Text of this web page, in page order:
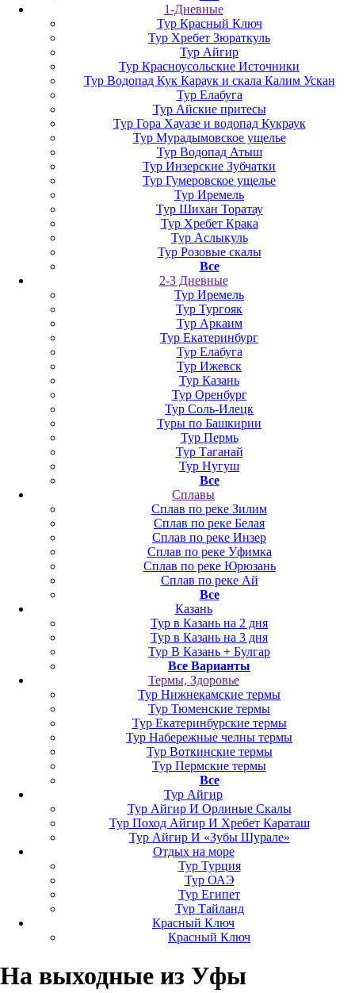
1-Дневные
Тур Красный Ключ
Тур Хребет Зюраткуль
Тур Айгир
Тур Красноусольские Источники
Тур Водопад Кук Караук и скала Калим Ускан
Тур Елабуга
Тур Айские притесы
Тур Гора Хауазе и водопад Кукраук
Тур Мурадымовское ущелье
Тур Водопад Атыш
Тур Инзерские Зубчатки
Тур Гумеровское ущелье
Тур Иремель
Тур Шихан Торатау
Тур Хребет Крака
Тур Аслыкуль
Тур Розовые скалы
Все
2-3 Дневные
Тур Иремель
Тур Тургояк
Тур Аркаим
Тур Екатеринбург
Тур Елабуга
Тур Ижевск
Тур Казань
Тур Оренбург
Тур Соль-Илецк
Туры по Башкирии
Тур Пермь
Тур Таганай
Тур Нугуш
Все
Сплавы
Сплав по реке Зилим
Сплав по реке Белая
Сплав по реке Инзер
Сплав по реке Уфимка
Сплав по реке Юрюзань
Сплав по реке Ай
Все
Казань
Тур в Казань на 2 дня
Тур в Казань на 3 дня
Тур В Казань + Булгар
Все Варианты
Термы, Здоровье
Тур Нижнекамские термы
Тур Тюменские термы
Тур Екатеринбурские термы
Тур Набережные челны термы
Тур Воткинские термы
Тур Пермские термы
Все
Тур Айгир
Тур Айгир И Орлиные Скалы
Тур Поход Айгир И Хребет Караташ
Тур Айгир И «Зубы Шурале»
Отдых на море
Тур Турция
Тур ОАЭ
Тур Египет
Тур Тайланд
Красный Ключ
Красный Ключ
На выходные из Уфы